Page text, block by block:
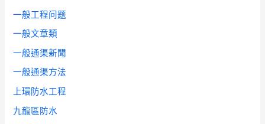
一般工程问题
一般文章類
一般通渠新聞
一般通渠方法
上環防水工程
九龍區防水